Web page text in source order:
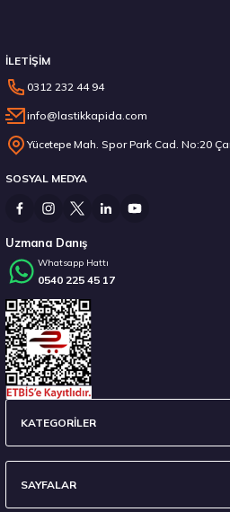
İLETİŞİM
0312 232 44 94
info@lastikkapida.com
Yücetepe Mah. Spor Park Cad. No:20
SOSYAL MEDYA
Uzmana Danış
Whatsapp Hattı
0540 225 45 17
KATEGORİLER
SAYFALAR